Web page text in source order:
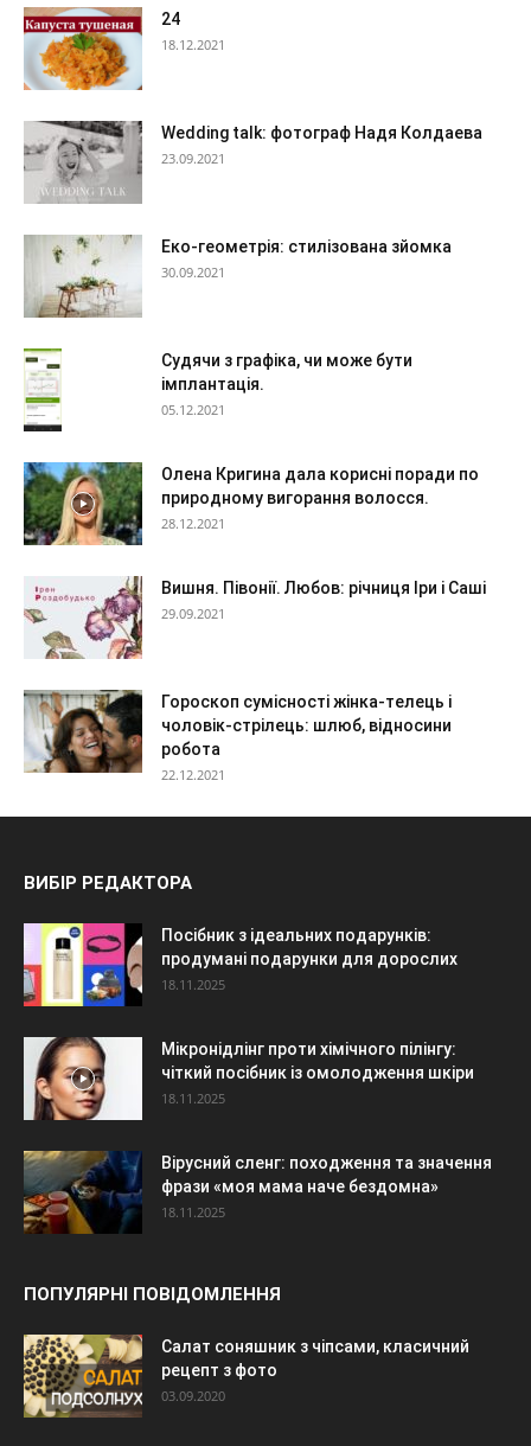
24
18.12.2021
Wedding talk: фотограф Надя Колдаева
23.09.2021
Еко-геометрія: стилізована зйомка
30.09.2021
Судячи з графіка, чи може бути
імплантація.
05.12.2021
Олена Кригина дала корисні поради по
природному вигорання волосся.
28.12.2021
Вишня. Півонії. Любов: річниця Іри і Саші
29.09.2021
Гороскоп сумісності жінка-телець і
чоловік-стрілець: шлюб, відносини
робота
22.12.2021
ВИБІР РЕДАКТОРА
Посібник з ідеальних подарунків:
продумані подарунки для дорослих
18.11.2025
Мікронідлінг проти хімічного пілінгу:
чіткий посібник із омолодження шкіри
18.11.2025
Вірусний сленг: походження та значення
фрази «моя мама наче бездомна»
18.11.2025
ПОПУЛЯРНІ ПОВІДОМЛЕННЯ
Салат соняшник з чіпсами, класичний
рецепт з фото
03.09.2020